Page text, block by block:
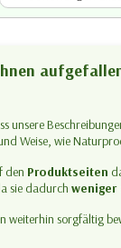
unsere
Weise, wie
den Produktseiten
sie dadurch
weiterhin sorgfältig